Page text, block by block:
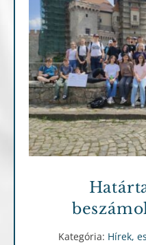
Hírek,
Kategória: Hírek,